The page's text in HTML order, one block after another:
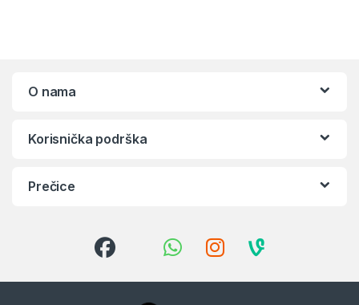
O nama
Korisnička podrška
Prečice